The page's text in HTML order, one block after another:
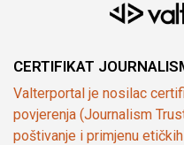
CERTIFIKAT
Valterportal je nosilac
povjerenja (Journalism
poštivanje i primjenu